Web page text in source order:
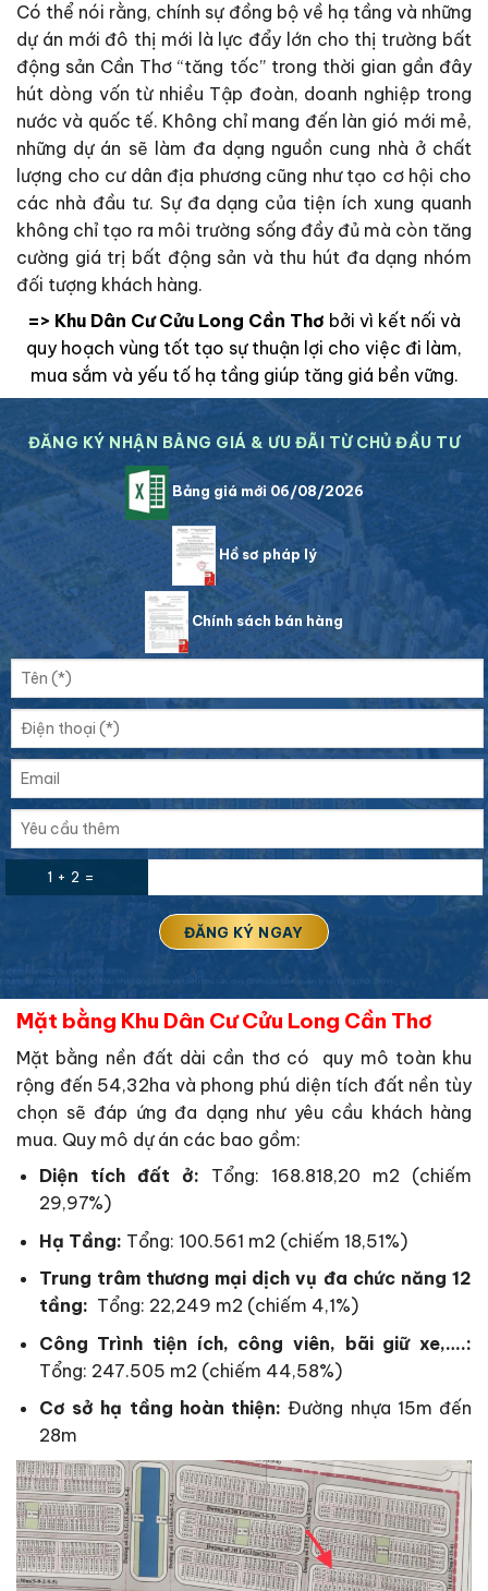
Có thể nói rằng, chính sự đồng bộ về hạ tầng và những
dự án mới đô thị mới là lực đẩy lớn cho thị trường bất
động sản Cần Thơ “tăng tốc” trong thời gian gần đây
hút dòng vốn từ nhiều Tập đoàn, doanh nghiệp trong
nước và quốc tế. Không chỉ mang đến làn gió mới mẻ,
những dự án sẽ làm đa dạng nguồn cung nhà ở chất
lượng cho cư dân địa phương cũng như tạo cơ hội cho
các nhà đầu tư. Sự đa dạng của tiện ích xung quanh
không chỉ tạo ra môi trường sống đầy đủ mà còn tăng
cường giá trị bất động sản và thu hút đa dạng nhóm
đối tượng khách hàng.
=> Khu Dân Cư Cửu Long Cần Thơ bởi vì kết nối và
quy hoạch vùng tốt tạo sự thuận lợi cho việc đi làm,
mua sắm và yếu tố hạ tầng giúp tăng giá bền vững.
ĐĂNG KÝ NHẬN BẢNG GIÁ & ƯU ĐÃI TỪ CHỦ ĐẦU TƯ
Bảng giá mới 06/08/2026
Hồ sơ pháp lý
Chính sách bán hàng
1 + 2 =
Mặt bằng Khu Dân Cư Cửu Long Cần Thơ
Mặt bằng nền đất dài cần thơ có quy mô toàn khu
rộng đến 54,32ha và phong phú diện tích đất nền tùy
chọn sẽ đáp ứng đa dạng như yêu cầu khách hàng
mua. Quy mô dự án các bao gồm:
Diện tích đất ở: Tổng: 168.818,20 m2 (chiếm
29,97%)
Hạ Tầng: Tổng: 100.561 m2 (chiếm 18,51%)
Trung trâm thương mại dịch vụ đa chức năng 12
tầng: Tổng: 22,249 m2 (chiếm 4,1%)
Công Trình tiện ích, công viên, bãi giữ xe,….:
Tổng: 247.505 m2 (chiếm 44,58%)
Cơ sở hạ tầng hoàn thiện:Đường nhựa 15m đến
28m